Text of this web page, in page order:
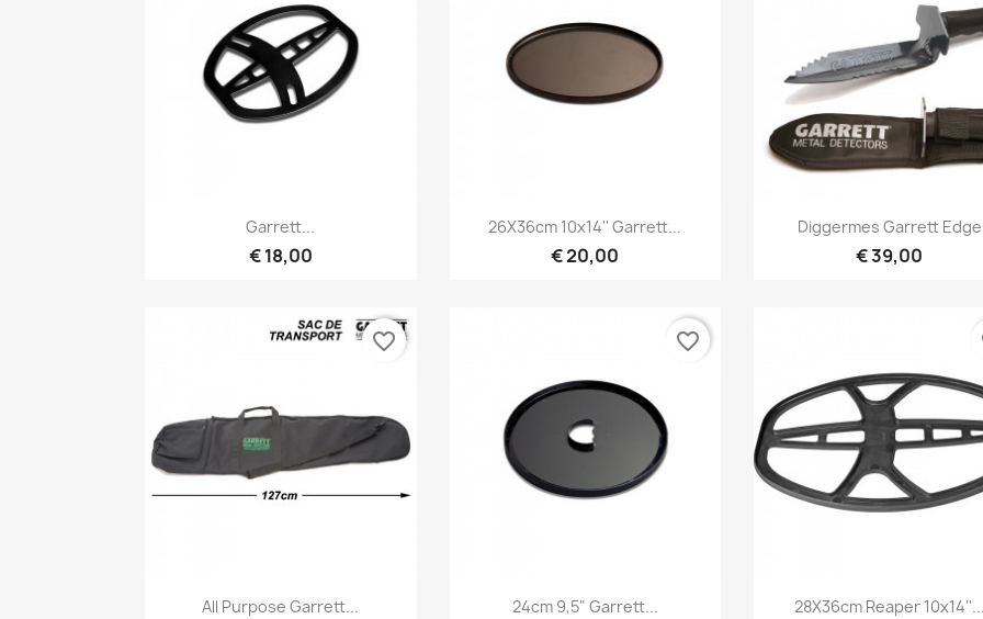
Snel bekijken
Garrett...
€ 18,00
Snel bekijken
26X36cm 10x14'' Garrett...
€ 20,00
Snel bekijken
Diggermes Garrett Edge
€ 39,00
Snel bekijken
All Purpose Garrett...
favorite_border
Snel bekijken
24cm 9,5" Garrett...
favorite_border
Snel bekijken
28X36cm Reaper 10x14''...